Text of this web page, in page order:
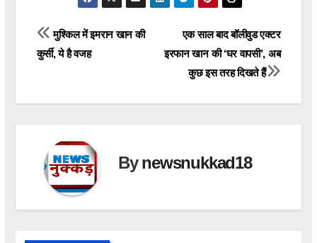
Post
navigation
एक साल बाद बॉलीवुड एक्टर
इरफान खान की ‘घर वापसी’, अब
कुछ इस तरह दिखते हैं
मुश्किल में इमरान खान की
कुर्सी, ये है वजह
Bynewsnukkad18